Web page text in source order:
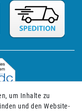
um Inhalte zu
und den Website-